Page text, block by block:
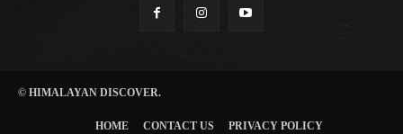
© HIMALAYAN DISCOVER.
HOME CONTACT US PRIVACY POLICY